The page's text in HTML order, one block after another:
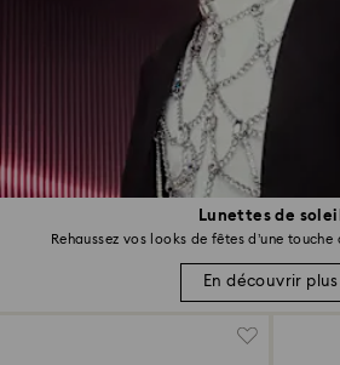
Lunettes de soleil
Rehaussez vos looks de fêtes d’une
En découvrir plus